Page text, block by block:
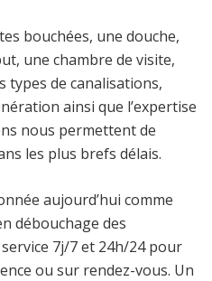
bouchées, une douche,
une chambre de visite,
types de canalisations,
ainsi que l’expertise
nous permettent de
les plus brefs délais.
aujourd’hui comme
débouchage des
7j/7 et 24h/24 pour
ou sur rendez-vous. Un